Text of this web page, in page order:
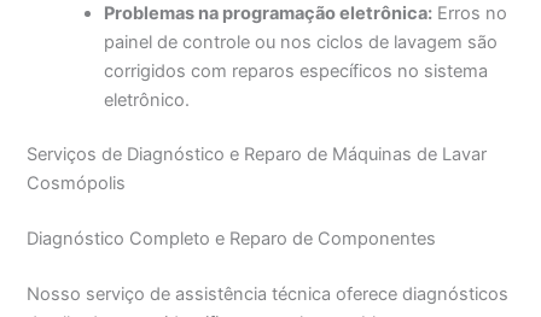
Problemas na programação eletrônica: Erros no
painel de controle ou nos ciclos de lavagem são
corrigidos com reparos específicos no sistema
eletrônico.
Serviços de Diagnóstico e Reparo de Máquinas de Lavar
Cosmópolis
Diagnóstico Completo e Reparo de Componentes
Nosso serviço de assistência técnica oferece diagnósticos